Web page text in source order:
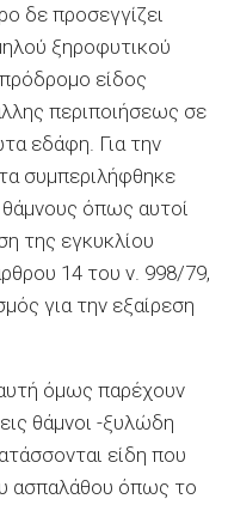
δε προσεγγίζει
ξηροφυτικού
είδος
περιποιήσεως σε
εδάφη. Για την
συμπεριλήφθηκε
όπως αυτοί
της εγκυκλίου
14 του ν. 998/79,
για την εξαίρεση
όμως παρέχουν
θάμνοι -ξυλώδη
είδη που
ασπαλάθου όπως το